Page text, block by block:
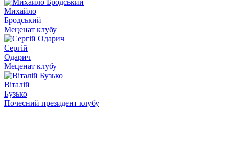
Михайло
Бродський
Меценат клубу
Сергій
Одарич
Меценат клубу
Віталій
Бузько
Почесний президент клубу